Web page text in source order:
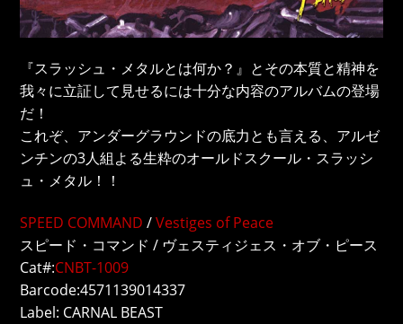
『スラッシュ・メタルとは何か？』とその本質と精神を
我々に立証して見せるには十分な内容のアルバムの登場
だ！
これぞ、アンダーグラウンドの底力とも言える、アルゼ
ンチンの3人組よる生粋のオールドスクール・スラッシ
ュ・メタル！！
SPEED COMMAND /Vestiges of Peace
スピード・コマンド / ヴェスティジェス・オブ・ピース
Cat#:CNBT-1009
Barcode:4571139014337
Label: CARNAL BEAST